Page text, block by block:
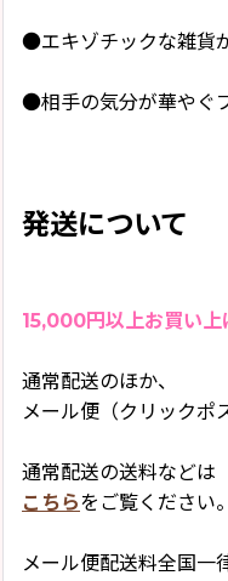
●エキゾチックな雑貨
●相手の気分が華やぐ
発送について
15,000円以上お買い上
通常配送のほか、
メール便（クリックポ
通常配送の送料などは
こちらをご覧ください。
メール便配送料全国一